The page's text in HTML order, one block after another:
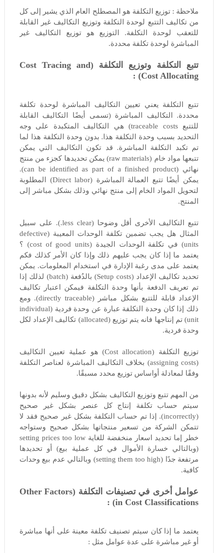
ملاحظة : توزيع التكلفة هو المصطلح العام الذي يشير إلى كل
من تكاليف التتبع لوحدة التكلفة وتوزيع التكاليف غير القابلة
للتعقب لوحدة التكلفة. التوزيع هو توزيع التكاليف غير
المباشرة لوحدة تكلفة محددة.
تتبع التكلفة وتوزيع التكلفة (Cost Tracing and
Cost Allocating) :
تتبع التكلفة يعني تعيين التكاليف المباشرة لوحدة تكلفة
محددة. التكاليف المباشرة (تسمى أيضًا التكاليف القابلة
للتتبع traceable costs) هي التكاليف المتكبدة على وجه
التحديد بسبب وحدة التكلفة هذا. بدون وحدة التكلفة هذا لما
تم تكبد التكلفة المباشرة. قد تكون التكاليف التي يمكن
تتبعها مواد خام (raw materials) يمكن تحديدها كجزء من منتج
نهائي (can be identified as part of a finished product).
يمكن أيضًا تتبع العمالة المباشرة (Direct labor) المطلوبة
لتحويل المواد الخام إلى منتج نهائي وذلك بشكل مباشر إلى
المنتج.
تتبع التكاليف الأخرى أقل وضوحا (less clear.). على سبيل
المثال هل يجب تضمين تكلفة الوحدات المعيبة (defective
units) في تكلفة الوحدات الجيدة (cost of good units) ؟
يعتمد ما إذا كان يجب عليهم ذلك وإذا كان الأمر كذلك فكم
يعتمد على مدى رغبة الإدارة في استخدام المعلومات. يمكن
تحديد تكاليف الإعداد (Setup costs) بالدُفعة (batch) لذلك إذا
تم تعريف الدفعة بأنها وحدة التكلفة فيمكن اعتبار تكاليف
الإعداد قابلة للتتبع بشكل مباشر (directly traceable). ومع
ذلك إذا كان وحدة التكلفة عبارة عن وحدة فردية (individual
unit) تم إنتاجها فانه يتم توزيع (allocated) تكاليف الإعداد لكل
وحدة فردية.
توزيع التكلفة (Cost allocation) هو عملية تعيين التكاليف
(assigning costs) بخلاف التكاليف المباشرة لعناصر التكلفة
وفقًا لمعادلة أواساس توزيع محدد مسبقًا.
من المهم تتبع وتوزيع التكاليف بشكل دقيق وسليم لأنه بدونها
سيتم حساب تكلفة إنتاج كل عنصر بشكل غير صحيح
(incorrectly). إذا تم حساب التكلفة بشكل غير صحيح فقد لا
تتمكن الشركة من تسعير منتجاتها بشكل صحيح وستواجه
خطر إما تحديد اسعار منخفضة للغاية setting prices too low
(وبالتالي خسارة الأموال في كل عملية بيع) أو تحديدها
مرتفعة جدًا (setting them too high) وبالتالي عدم بيع وحدات
كافية.
عوامل أخرى في تصنيفات التكلفة (Other Factors
in Cost Classifications) :
يعتمد ما إذا كان سيتم تصنيف تكلفة معينة على أنها مباشرة
أو غير مباشرة على عدة عوامل مثل :